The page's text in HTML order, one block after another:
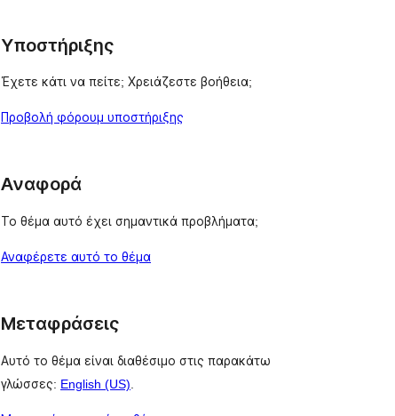
Υποστήριξης
Έχετε κάτι να πείτε; Χρειάζεστε βοήθεια;
Προβολή φόρουμ υποστήριξης
Αναφορά
Το θέμα αυτό έχει σημαντικά προβλήματα;
Αναφέρετε αυτό το θέμα
Μεταφράσεις
Αυτό το θέμα είναι διαθέσιμο στις παρακάτω
γλώσσες: English (US)